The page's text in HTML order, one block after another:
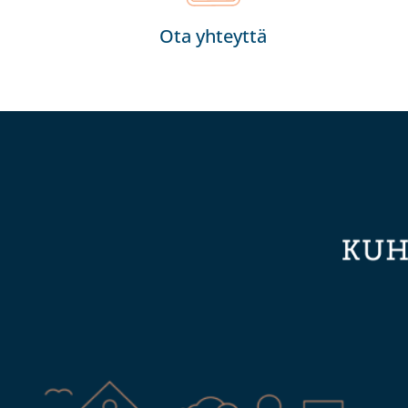
Ota yhteyttä